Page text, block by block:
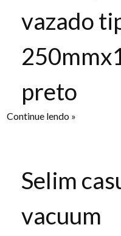
vazado
preto
Continue lendo »
Selim
vacuum